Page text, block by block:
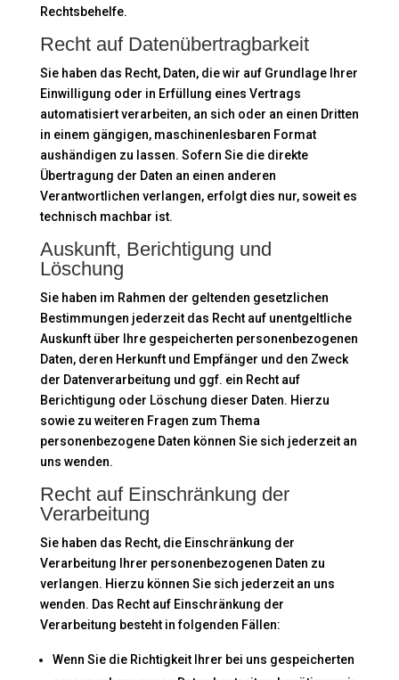
Rechtsbehelfe.
Recht auf Daten­übertrag­barkeit
Sie haben das Recht, Daten, die wir auf Grundlage Ihrer
Einwilligung oder in Erfüllung eines Vertrags
automatisiert verarbeiten, an sich oder an einen Dritten
in einem gängigen, maschinenlesbaren Format
aushändigen zu lassen. Sofern Sie die direkte
Übertragung der Daten an einen anderen
Verantwortlichen verlangen, erfolgt dies nur, soweit es
technisch machbar ist.
Auskunft, Berichtigung und
Löschung
Sie haben im Rahmen der geltenden gesetzlichen
Bestimmungen jederzeit das Recht auf unentgeltliche
Auskunft über Ihre gespeicherten personenbezogenen
Daten, deren Herkunft und Empfänger und den Zweck
der Datenverarbeitung und ggf. ein Recht auf
Berichtigung oder Löschung dieser Daten. Hierzu
sowie zu weiteren Fragen zum Thema
personenbezogene Daten können Sie sich jederzeit an
uns wenden.
Recht auf Einschränkung der
Verarbeitung
Sie haben das Recht, die Einschränkung der
Verarbeitung Ihrer personenbezogenen Daten zu
verlangen. Hierzu können Sie sich jederzeit an uns
wenden. Das Recht auf Einschränkung der
Verarbeitung besteht in folgenden Fällen:
Wenn Sie die Richtigkeit Ihrer bei uns gespeicherten